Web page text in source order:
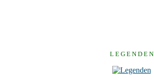
L E G E N D E N